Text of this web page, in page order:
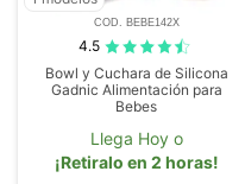
COD. BEBE142X
4.5
Bowl y Cuchara de Silicona
Gadnic Alimentación para
Bebes
Llega Hoy o
¡Retiralo en 2 horas!